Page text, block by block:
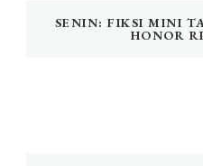
SENIN: FIKSI MINI
HONOR